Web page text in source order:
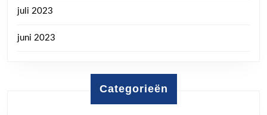
juli 2023
juni 2023
Categorieën